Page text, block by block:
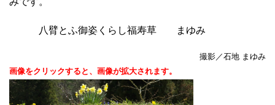
八臂とふ御姿くらし福寿草 まゆみ
撮影／石地 まゆみ
画像をクリックすると、画像が拡大されます。